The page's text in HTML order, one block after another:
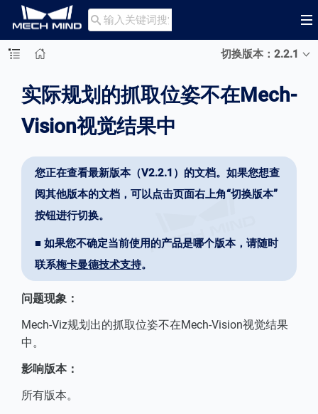

切换版本：2.2.1
实际规划的抓取位姿不在Mech-
Vision视觉结果中
您正在查看最新版本（V2.2.1）的文档。如果您想查
阅其他版本的文档，可以点击页面右上角“切换版本”
按钮进行切换。
■ 如果您不确定当前使用的产品是哪个版本，请随时
联系梅卡曼德技术支持。
问题现象：
Mech-Viz规划出的抓取位姿不在Mech-Vision视觉结果
中。
影响版本：
所有版本。